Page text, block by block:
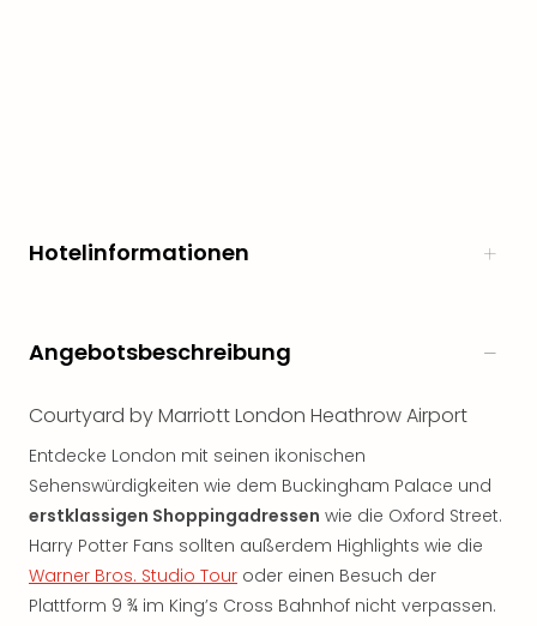
Hotelinformationen
Angebotsbeschreibung
Courtyard by Marriott London Heathrow Airport
Entdecke London mit seinen ikonischen
Sehenswürdigkeiten wie dem Buckingham Palace und
erstklassigen Shoppingadressen wie die Oxford Street.
Harry Potter Fans sollten außerdem Highlights wie die
Warner Bros. Studio Tour oder einen Besuch der
Plattform 9 ¾ im King’s Cross Bahnhof nicht verpassen.